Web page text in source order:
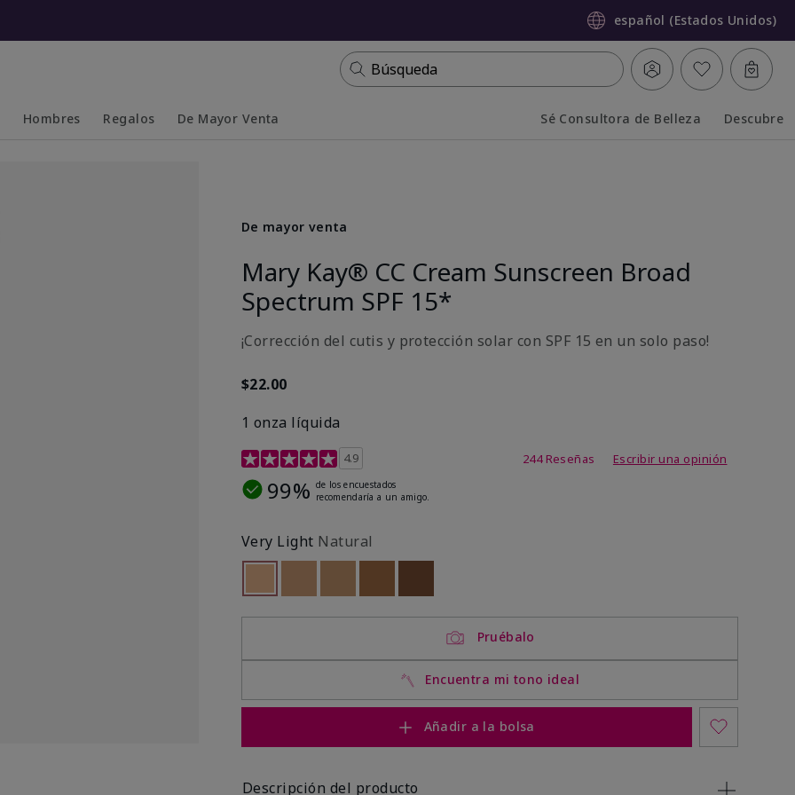
español (Estados Unidos)
Búsqueda
Hombres Regalos De Mayor Venta Sé Consultora de Belleza Descubre
De mayor venta
Mary Kay® CC Cream Sunscreen Broad
Spectrum SPF 15*
¡Corrección del cutis y protección solar con SPF 15 en un solo paso!
$22.00
1 onza líquida
Calificación de clientes de 3,7 de 5
4.9 244 Reseñas Escribir una opinión
99% de los encuestados
recomendaría a un amigo.
Very Light Natural
Pruébalo
Encuentra mi tono ideal
Añadir a la bolsa
Descripción del producto